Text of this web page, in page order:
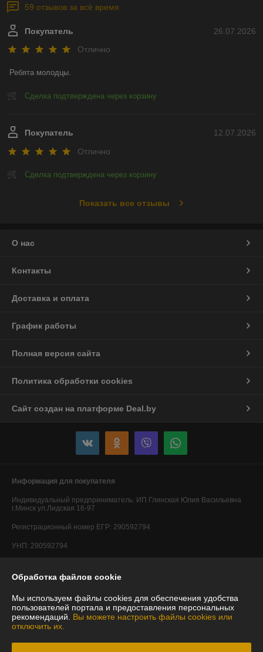
59 отзывов за всё время
26.07.2026
Покупатель
Отлично
Ребята молодцы.
Сделка подтверждена через корзину
12.07.2026
Покупатель
Отлично
Сделка подтверждена через корзину
Показать все отзывы
О нас
Контакты
Доставка и оплата
График работы
Полная версия сайта
Политика обработки cookies
Сайт создан на платформе Deal.by
Информация для покупателя
Индивидуальный предприниматель: ИП Глинская Юлия Васильевна
г.Минск ул.Лидская 16-97
Регистрационный номер ЕГР: 290592794
УНП: 290592794
Дата регистрации компании: 20.05.2014
Ссылка на свидетельство/лицензию
Ссылка на свидетельство/лицензию
Обработка файлов cookie
Мы используем файлы cookies для обеспечения удобства
пользователей портала и предоставления персональных
рекомендаций. Вы можете настроить файлы cookies или
отключить их.